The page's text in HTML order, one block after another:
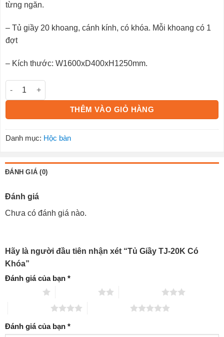
từng ngăn.
– Tủ giầy 20 khoang, cánh kính, có khóa. Mỗi khoang có 1
đợt
– Kích thước: W1600xD400xH1250mm.
Tủ Giầy TJ-20K Có Khóa số lượng
THÊM VÀO GIỎ HÀNG
Danh mục: Hộc bàn
ĐÁNH GIÁ (0)
Đánh giá
Chưa có đánh giá nào.
Hãy là người đầu tiên nhận xét “Tủ Giầy TJ-20K Có
Khóa”
Đánh giá của bạn *
Đánh giá của bạn *